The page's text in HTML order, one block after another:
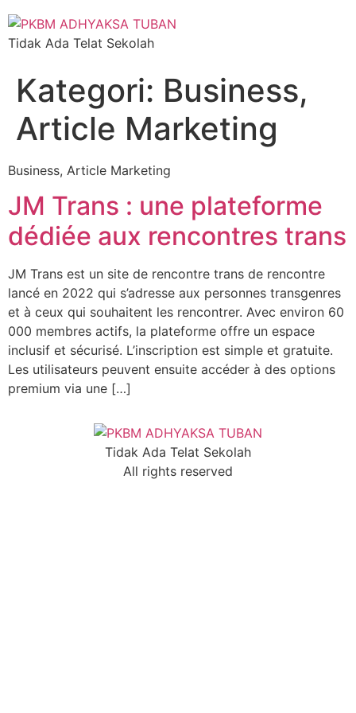
Tidak Ada Telat Sekolah
Kategori: Business,
Article Marketing
Business, Article Marketing
JM Trans : une plateforme
dédiée aux rencontres trans
JM Trans est un site de rencontre trans de rencontre
lancé en 2022 qui s’adresse aux personnes transgenres
et à ceux qui souhaitent les rencontrer. Avec environ 60
000 membres actifs, la plateforme offre un espace
inclusif et sécurisé. L’inscription est simple et gratuite.
Les utilisateurs peuvent ensuite accéder à des options
premium via une […]
Tidak Ada Telat Sekolah
All rights reserved